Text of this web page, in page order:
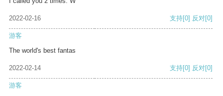
2022-02-16 支持[0] 反对[0]
游客
The world's best fantas
2022-02-14 支持[0] 反对[0]
游客